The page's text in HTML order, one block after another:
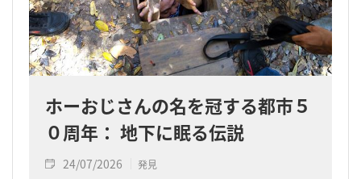
ホーおじさんの名を冠する都市５
０周年： 地下に眠る伝説
24/07/2026 発見